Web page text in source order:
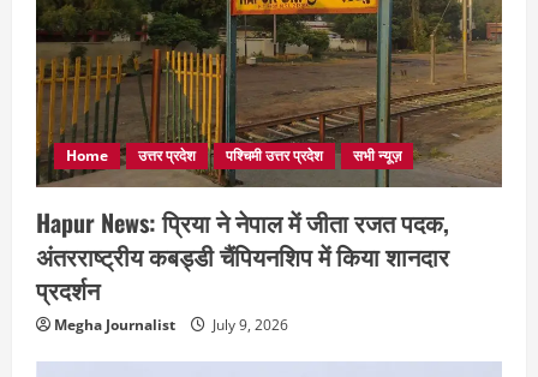
Home उत्तर प्रदेश पश्चिमी उत्तर प्रदेश सभी न्यूज़
Hapur News: प्रिया ने नेपाल में जीता रजत पदक,
अंतरराष्ट्रीय कबड्डी चैंपियनशिप में किया शानदार
प्रदर्शन
Megha Journalist July 9, 2026